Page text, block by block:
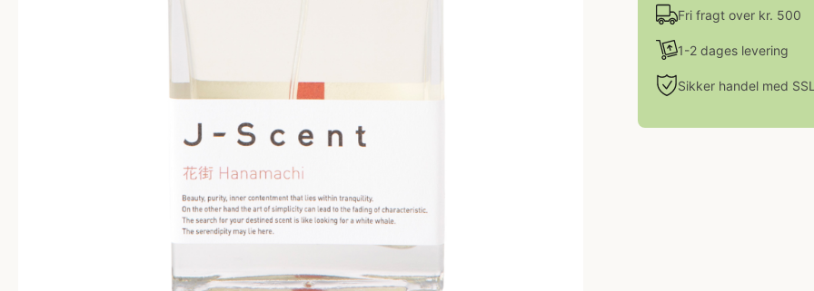
Fri fragt over kr. 500
1-2 dages levering
Sikker handel med